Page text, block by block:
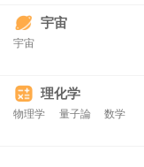
宇宙
宇宙
理化学
物理学 量子論 数学